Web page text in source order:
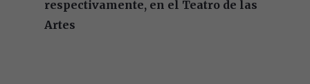
respectivamente, en el Teatro de las
Artes